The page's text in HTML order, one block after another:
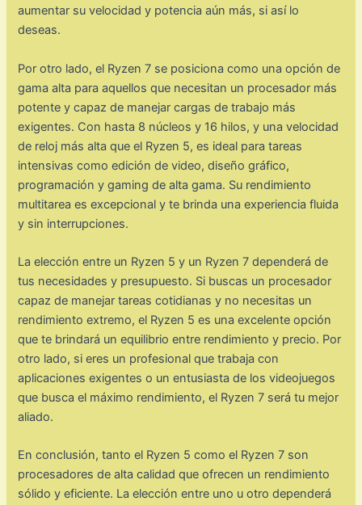
aumentar su velocidad y potencia aún más, si así lo
deseas.
Por otro lado, el Ryzen 7 se posiciona como una opción de
gama alta para aquellos que necesitan un procesador más
potente y capaz de manejar cargas de trabajo más
exigentes. Con hasta 8 núcleos y 16 hilos, y una velocidad
de reloj más alta que el Ryzen 5, es ideal para tareas
intensivas como edición de video, diseño gráfico,
programación y gaming de alta gama. Su rendimiento
multitarea es excepcional y te brinda una experiencia fluida
y sin interrupciones.
La elección entre un Ryzen 5 y un Ryzen 7 dependerá de
tus necesidades y presupuesto. Si buscas un procesador
capaz de manejar tareas cotidianas y no necesitas un
rendimiento extremo, el Ryzen 5 es una excelente opción
que te brindará un equilibrio entre rendimiento y precio. Por
otro lado, si eres un profesional que trabaja con
aplicaciones exigentes o un entusiasta de los videojuegos
que busca el máximo rendimiento, el Ryzen 7 será tu mejor
aliado.
En conclusión, tanto el Ryzen 5 como el Ryzen 7 son
procesadores de alta calidad que ofrecen un rendimiento
sólido y eficiente. La elección entre uno u otro dependerá